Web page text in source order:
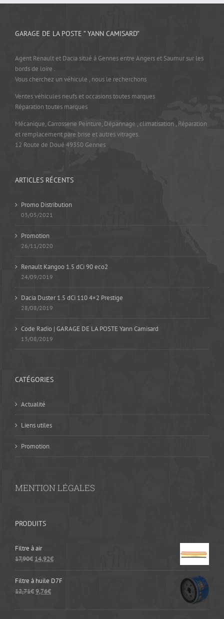
GARAGE DE LA POSTE ” YANN CAMISARD”
Agent Renault et Dacia situé à Gennes entre Angers et Saumur sur les
bords de loire .
Vous cherchez un véhicule , nous le recherchons
Ventes véhicules neufs et occasions toutes marques
Réparation toutes marques
Mécanique, Carrosserie Peinture, Dépannage , climatisation , Réparation
et remplacement pare brise et autres vitrages.
12 Route de Doué 49350 Gennes
ARTICLES RÉCENTS
Promo Distribution
03/05/2021
Promotion
26/11/2020
Renault Kangoo 1.5 dCi 90 eco2
24/09/2019
Dacia Duster 1.5 dCi 110 4×2 Prestige
28/08/2019
Code Radio | GARAGE DE LA POSTE Yann Camisard
13/08/2019
CATÉGORIES
Actualité
Liens utiles
Promotion
MENTION LÉGALES
PRODUITS
Filtre à air
17,90€ 14,92€
Filtre à huile D7F
12,71€9,76€